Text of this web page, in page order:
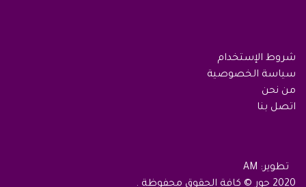
شروط الإستخدام
سياسة الخصوصية
من نحن
اتصل بنا
تطوير: AM
2020 حور © كافة الحقوق محفوظة .